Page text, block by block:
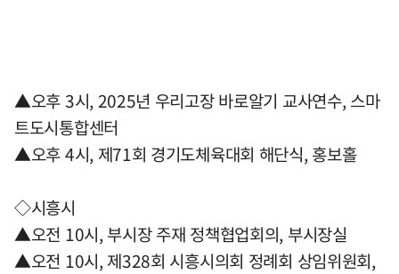
▲오후 3시, 2025년 우리고장 바로알기 교사연수, 스마
트도시통합센터
▲오후 4시, 제71회 경기도체육대회 해단식, 홍보홀
◇시흥시
▲오전 10시, 부시장 주재 정책협업회의, 부시장실
▲오전 10시, 제328회 시흥시의회 정례회 상임위원회,